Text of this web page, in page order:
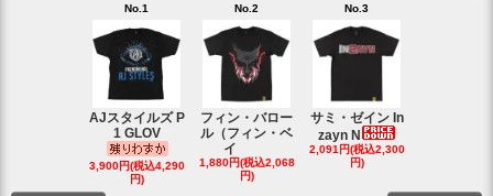
No.1
AJスタイルズ P
1 GLOV
3,900円(税込4,290
円)
No.2
フィン・バロー
ル（フィン・ベ
イ
1,880円(税込2,068
円)
No.3
サミ・ゼイン In
zayn N
2,091円(税込2,300
円)